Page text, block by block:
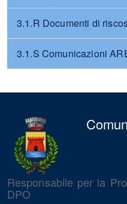
3.1.R Documenti di
3.1.S Comunicazioni
Responsabile per la
DPO